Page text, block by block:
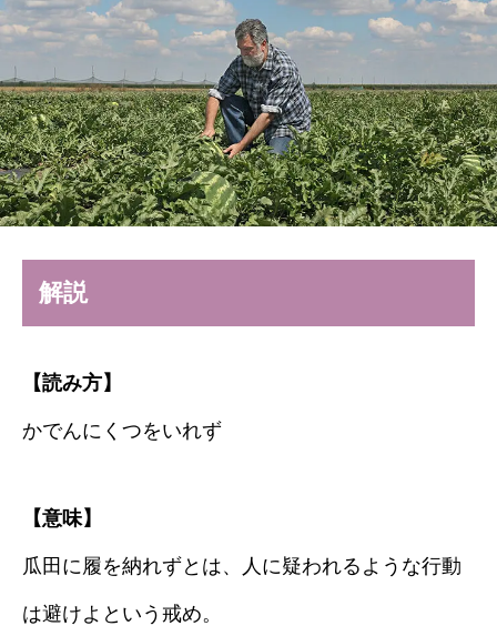
解説
【読み方】
かでんにくつをいれず
【意味】
瓜田に履を納れずとは、人に疑われるような行動
は避けよという戒め。